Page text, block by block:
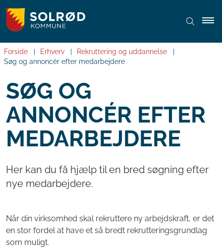
Forside Erhverv
Rekruttering og uddannelse
Søg og annoncér efter medarbejdere
SØG OG
ANNONCÉR EFTER
MEDARBEJDERE
Her kan du få hjælp til en bred søgning efter
nye medarbejdere.
Når din virksomhed skal rekruttere ny arbejdskraft, er det
en stor fordel at have et så bredt rekrutteringsgrundlag
som muligt.